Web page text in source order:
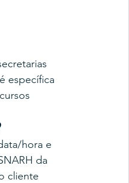
específica
hora e
da
cliente